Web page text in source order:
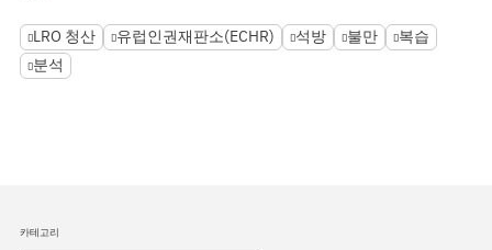
LRO 청산 유럽인권재판소(ECHR) 석방 불만
복습
분석
카테고리